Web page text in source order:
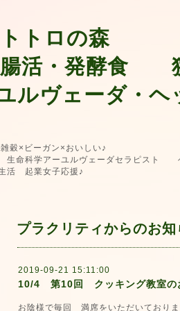
トロの森
活・発酵食
ルヴェーダ・
穀×ビーガン×おいしい♪
科学アーユルヴェーダセラピスト
活 起業女子応援♪
プラクリティからのお知
2019-09-21 15:11:00
10/4 第10回 クッキング教室の
お陰様で毎回 満席をいただいてお